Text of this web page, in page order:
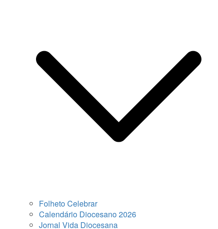
Folheto Celebrar
Calendário Diocesano 2026
Jornal Vida Diocesana